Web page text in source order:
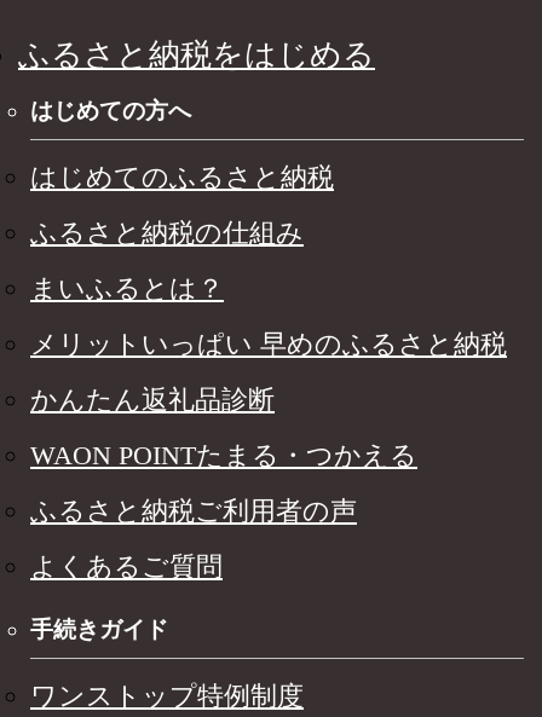
ふるさと納税をはじめる
はじめての方へ
はじめてのふるさと納税
ふるさと納税の仕組み
まいふるとは？
メリットいっぱい 早めのふるさと納税
かんたん返礼品診断
WAON POINTたまる・つかえる
ふるさと納税ご利用者の声
よくあるご質問
手続きガイド
ワンストップ特例制度